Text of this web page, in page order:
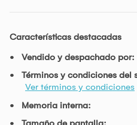
Características destacadas
Vendido y despachado por:
Términos y condiciones del
Ver términos y condiciones
Memoria interna: